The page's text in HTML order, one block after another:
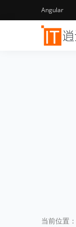
Angular
当前位置：